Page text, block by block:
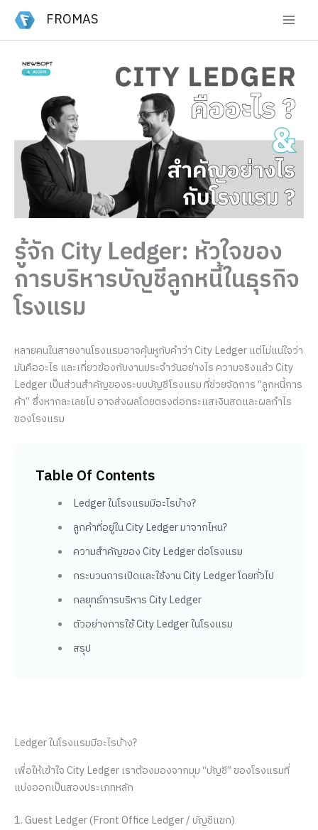
content
FROMAS
รู้จัก City Ledger: หัวใจของ
การบริหารบัญชีลูกหนี้ในธุรกิจ
โรงแรม
หลายคนในสายงานโรงแรมอาจคุ้นหูกับคำว่า City Ledger แต่ไม่แน่ใจว่า
มันคืออะไร และเกี่ยวข้องกับงานประจำวันอย่างไร ความจริงแล้ว City
Ledger เป็นส่วนสำคัญของระบบบัญชีโรงแรม ที่ช่วยจัดการ “ลูกหนี้การ
ค้า” ซึ่งหากละเลยไป อาจส่งผลโดยตรงต่อกระแสเงินสดและผลกำไร
ของโรงแรม
Table Of Contents
Ledger ในโรงแรมมีอะไรบ้าง?
ลูกค้าที่อยู่ใน City Ledger มาจากไหน?
ความสำคัญของ City Ledger ต่อโรงแรม
กระบวนการเปิดและใช้งาน City Ledger โดยทั่วไป
กลยุทธ์การบริหาร City Ledger
ตัวอย่างการใช้ City Ledger ในโรงแรม
สรุป
Ledger ในโรงแรมมีอะไรบ้าง?
เพื่อให้เข้าใจ City Ledger เราต้องมองจากมุม “บัญชี” ของโรงแรมที่
แบ่งออกเป็นสองประเภทหลัก
1. Guest Ledger (Front Office Ledger / บัญชีแขก)